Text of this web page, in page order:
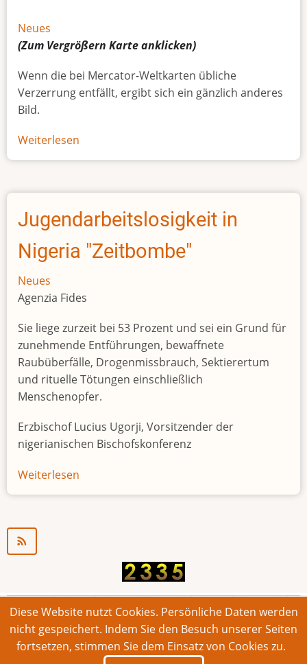
Neues
(Zum Vergrößern Karteanklicken)
Wenn die bei Mercator-Weltkarten übliche
Verzerrung entfällt, ergibt sich ein gänzlich anderes
Bild.
Weiterlesen
Afrikas
Größe
Jugendarbeitslosigkeit in
Nigeria "Zeitbombe"
Neues
Agenzia Fides
Sie liege zurzeit bei 53 Prozent und sei ein Grund für
zunehmende Entführungen, bewaffnete
Raubüberfälle, Drogenmissbrauch, Sektierertum
und rituelle Tötungen einschließlich
Menschenopfer.
Erzbischof Lucius Ugorji, Vorsitzender der
nigerianischen Bischofskonferenz
Weiterlesen
Jugendarbeitslosigkeit
© 2026 Bonner Aufruf. Alle Rechte vorbehalten.
Footer
Impressum Kontakt Intern
Diese Website nutzt Cookies. Persönliche Daten werden
nicht gespeichert. Indem Sie den Besuch unserer Seiten
fortsetzen, stimmen Sie dem Einsatz von Cookies zu.